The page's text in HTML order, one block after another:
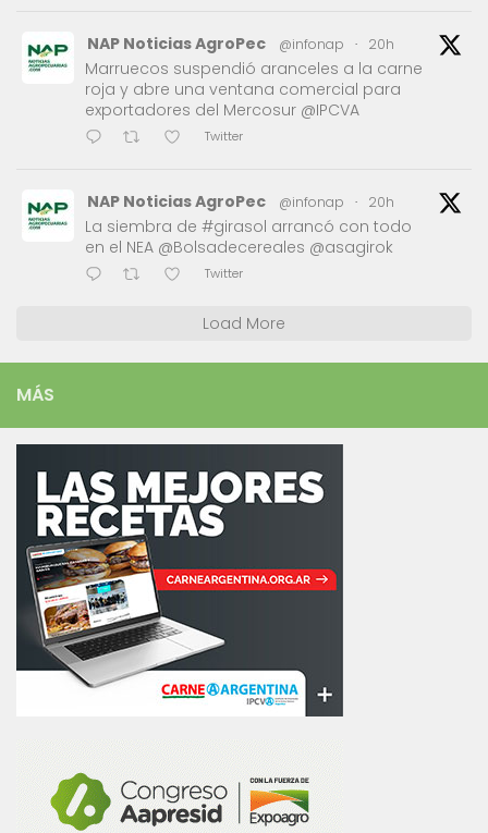
NAP Noticias AgroPec @infonap · 20h
Marruecos suspendió aranceles a la carne
roja y abre una ventana comercial para
exportadores del Mercosur @IPCVA
Twitter
NAP Noticias AgroPec @infonap · 20h
La siembra de #girasol arrancó con todo
en el NEA @Bolsadecereales @asagirok
Twitter
Load More
MÁS